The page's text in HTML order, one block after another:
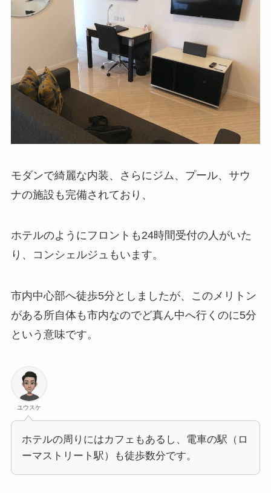
モダンで綺麗な内装、さらにジム、プール、サウ
ナの施設も完備されており、
ホテルのようにフロントも24時間受付の人がいた
り、コンシェルジュもいます。
市内中心部へ徒歩5分としましたが、このメリトン
がある所自体も市内なのでど真ん中へ行くのに5分
という意味です。
ユウスケ
ホテルの周りにはカフェもあるし、電車の駅（ロ
ーマストリート駅）も徒歩数分です。